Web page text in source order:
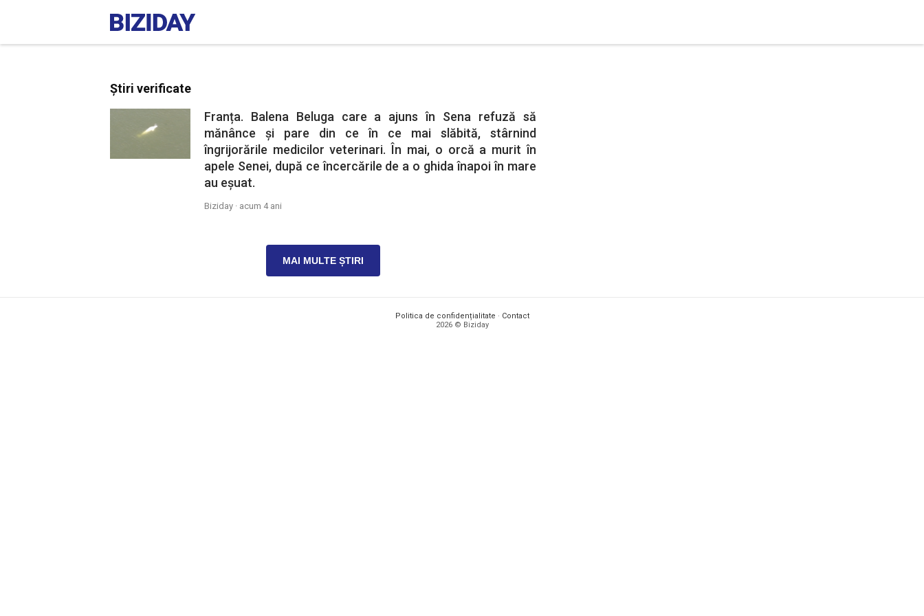
Știri verificate
Franța. Balena Beluga care a ajuns în Sena refuză să
mănânce și pare din ce în ce mai slăbită, stârnind
îngrijorările medicilor veterinari. În mai, o orcă a murit în
apele Senei, după ce încercările de a o ghida înapoi în mare
au eșuat.
Biziday · acum 4 ani
MAI MULTE ȘTIRI
Politica de confidențialitate · Contact
2026 © Biziday